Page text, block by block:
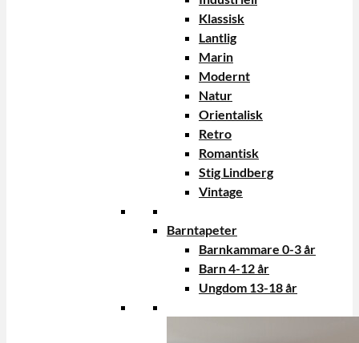
Klassisk
Lantlig
Marin
Modernt
Natur
Orientalisk
Retro
Romantisk
Stig Lindberg
Vintage
Barntapeter
Barnkammare 0-3 år
Barn 4-12 år
Ungdom 13-18 år